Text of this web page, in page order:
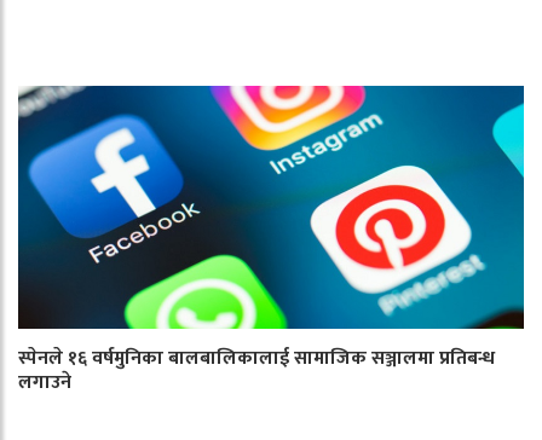
स्पेनले १६ वर्षमुनिका बालबालिकालाई सामाजिक सञ्जालमा प्रतिबन्ध
लगाउने